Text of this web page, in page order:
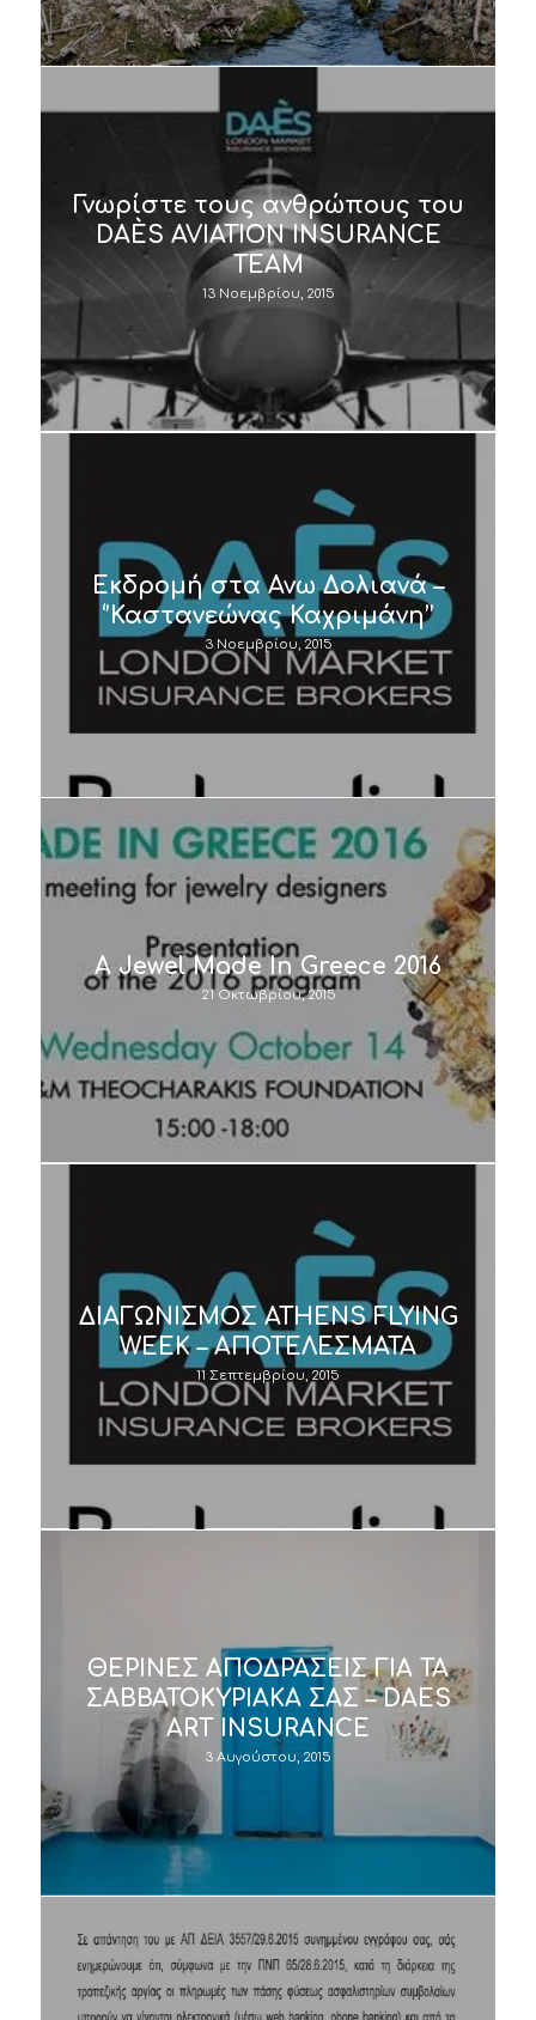
Γνωρίστε τους ανθρώπους του
DAÈS AVIATION INSURANCE
TEAM
13 Νοεμβρίου, 2015
Εκδρομή στα Ανω Δολιανά –
‘’Καστανεώνας Καχριμάνη’’
3 Νοεμβρίου, 2015
A Jewel Made In Greece 2016
21 Οκτωβρίου, 2015
ΔΙΑΓΩΝΙΣΜΟΣ ATHENS FLYING
WEEK – AΠΟΤΕΛΕΣΜΑΤΑ
11 Σεπτεμβρίου, 2015
ΘΕΡΙΝΕΣ ΑΠΟΔΡΑΣΕΙΣ ΓΙΑ ΤΑ
ΣΑΒΒΑΤΟΚΥΡΙΑΚΑ ΣΑΣ – DAES
ART INSURANCE
3 Αυγούστου, 2015